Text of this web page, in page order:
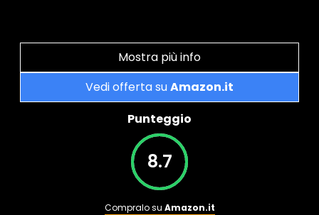
Mostra più info
Vedi offerta suAmazon.it
Punteggio
8.7
Compralo su Amazon.it